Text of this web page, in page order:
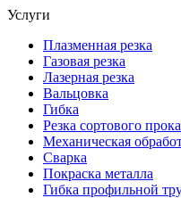
Услуги
Плазменная резка
Газовая резка
Лазерная резка
Вальцовка
Гибка
Резка сортового
Механическая
Сварка
Покраска металла
Гибка профильной